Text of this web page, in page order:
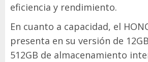
eficiencia y rendimiento.
En cuanto a capacidad, el
presenta en su versión de
512GB de almacenamiento